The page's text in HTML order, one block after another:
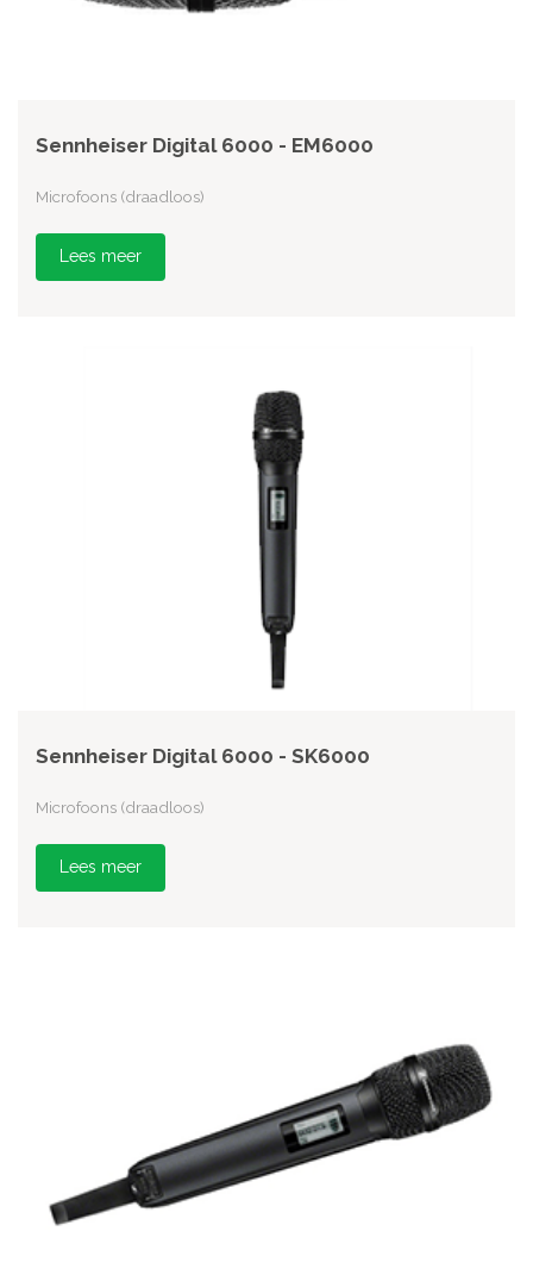
Sennheiser Digital 6000 - EM6000
Microfoons (draadloos)
Lees meer
Sennheiser Digital 6000 - SK6000
Microfoons (draadloos)
Lees meer